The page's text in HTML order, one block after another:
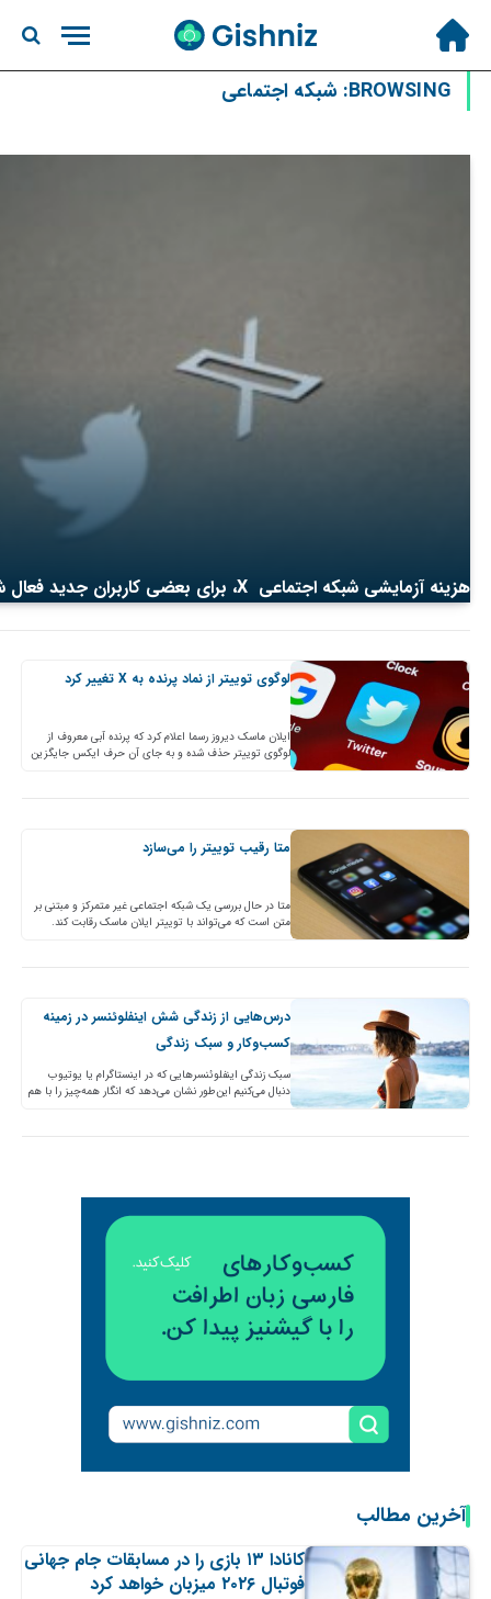
BROWSING: شبکه اجتماعی
هزینه آزمایشی شبکه اجتماعی X، برای بعضی کاربران جدید فعال شد
لوگوی توییتر از نماد پرنده به X تغییر کرد
ایلان ماسک دیروز رسما اعلام کرد که پرنده آبی معروف از
لوگوی توییتر حذف شده و به جای آن حرف ایکس جایگزین
متا رقیب توییتر را می‌‌سازد
متا در حال بررسی یک شبکه اجتماعی غیر متمرکز و مبتنی بر
متن است که می‌تواند با توییتر ایلان ماسک رقابت کند.
درس‌هایی از زندگی شش اینفلوئنسر در زمینه
کسب‌و‌کار و سبک زندگی
سبک زندگی اینفلوئنسرهایی که در اینستاگرام یا یوتیوب
دنبال می‌کنیم این‌طور نشان می‌دهد که انگار همه‌چیز را با هم
آخرین مطالب
کانادا ۱۳ بازی را در مسابقات جام جهانی
فوتبال ۲۰۲۶ میزبان خواهد کرد